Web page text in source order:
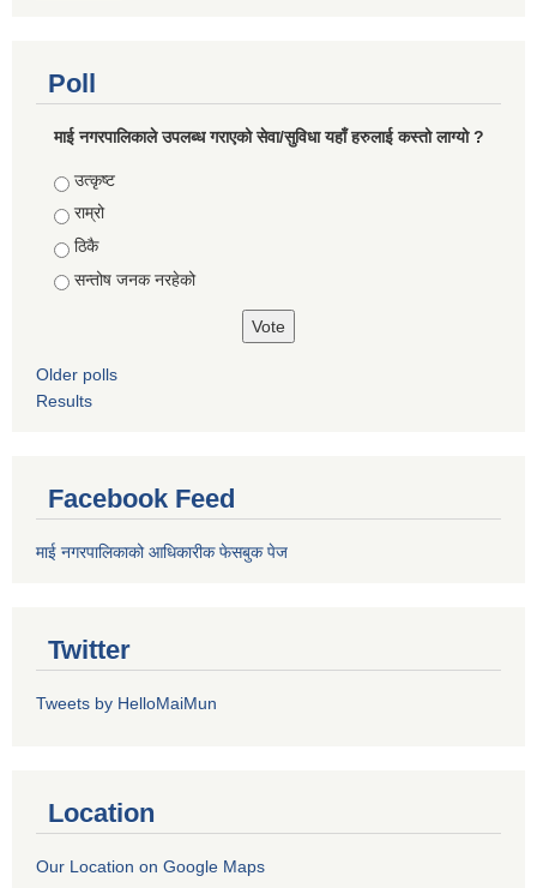
Poll
माई नगरपालिकाले उपलब्ध गराएको सेवा/सुविधा यहाँ हरुलाई कस्तो लाग्यो ?
Choices
उत्कृष्ट
राम्रो
ठिकै
सन्तोष जनक नरहेको
Older polls
Results
Facebook Feed
माई नगरपालिकाको आधिकारीक फेसबुक पेज
Twitter
Tweets by HelloMaiMun
Location
Our Location on Google Maps